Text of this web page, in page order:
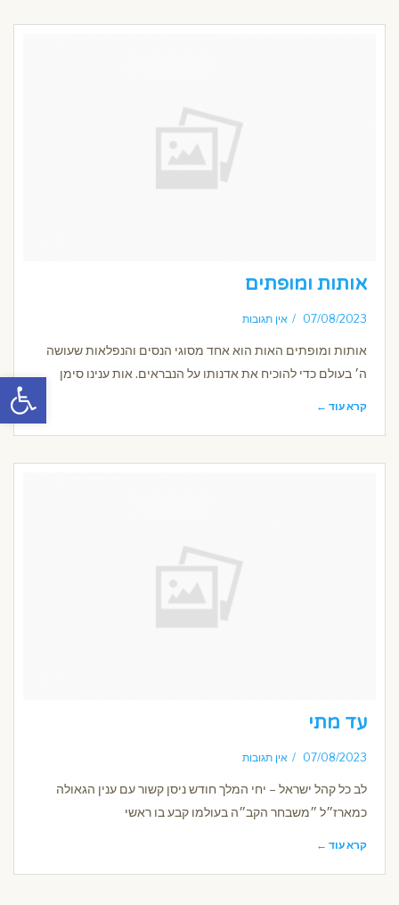
פתח
אותות ומופתים
07/08/2023 אין תגובות
אותות ומופתים האות הוא אחד מסוגי הנסים והנפלאות שעושה
ה׳ בעולם כדי להוכיח את אדנותו על הנבראים. אות ענינו סימן
קרא עוד ←
עד מתי
07/08/2023 אין תגובות
לב כל קהל ישראל – יחי המלך חודש ניסן קשור עם ענין הגאולה
כמארז״ל ״משבחר הקב״ה בעולמו קבע בו ראשי
קרא עוד ←